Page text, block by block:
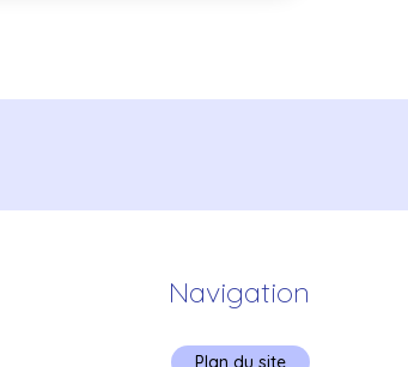
Navigation
Plan du site